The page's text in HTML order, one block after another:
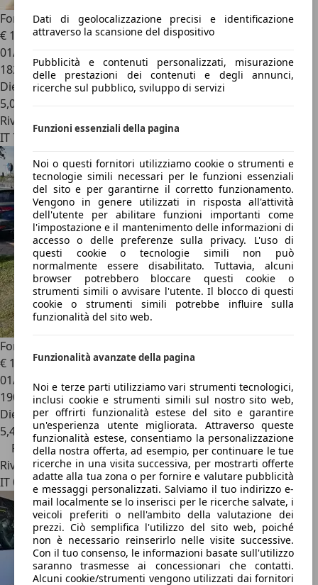
Dati di geolocalizzazione precisi e identificazione
attraverso la scansione del dispositivo
Pubblicità e contenuti personalizzati, misurazione
delle prestazioni dei contenuti e degli annunci,
ricerche sul pubblico, sviluppo di servizi
Funzioni essenziali della pagina
Noi o questi fornitori utilizziamo cookie o strumenti e
tecnologie simili necessari per le funzioni essenziali
del sito e per garantirne il corretto funzionamento.
Vengono in genere utilizzati in risposta all'attività
dell'utente per abilitare funzioni importanti come
l'impostazione e il mantenimento delle informazioni di
accesso o delle preferenze sulla privacy. L'uso di
questi cookie o tecnologie simili non può
normalmente essere disabilitato. Tuttavia, alcuni
browser potrebbero bloccare questi cookie o
strumenti simili o avvisare l'utente. Il blocco di questi
cookie o strumenti simili potrebbe influire sulla
funzionalità del sito web.
Funzionalità avanzate della pagina
Noi e terze parti utilizziamo vari strumenti tecnologici,
inclusi cookie e strumenti simili sul nostro sito web,
per offrirti funzionalità estese del sito e garantire
un'esperienza utente migliorata. Attraverso queste
funzionalità estese, consentiamo la personalizzazione
della nostra offerta, ad esempio, per continuare le tue
ricerche in una visita successiva, per mostrarti offerte
adatte alla tua zona o per fornire e valutare pubblicità
e messaggi personalizzati. Salviamo il tuo indirizzo e-
mail localmente se lo inserisci per le ricerche salvate, i
veicoli preferiti o nell'ambito della valutazione dei
prezzi. Ciò semplifica l'utilizzo del sito web, poiché
non è necessario reinserirlo nelle visite successive.
Con il tuo consenso, le informazioni basate sull'utilizzo
saranno trasmesse ai concessionari che contatti.
Alcuni cookie/strumenti vengono utilizzati dai fornitori
Ford Galaxy2.0 EcoBlue 190CV S&S Tit. Bus.
€ 12.900
01/2019
182.000 km
Diesel
5,0 l/100 km (comb.)
Rivenditore
IT 72018
Ford Galaxy
€ 11.900€ 12.500,-
01/2018
190.000 km
Diesel
5,4 l/100 km (comb.)
Prezzo ribassato
Rivenditore
IT 04100